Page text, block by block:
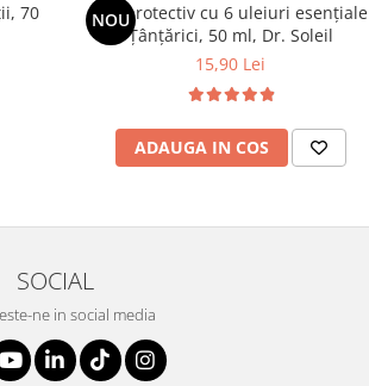
70
NOU
Gel protectiv cu 6 uleiuri esențiale
Țânțărici, 50 ml, Dr. Soleil
15,90 Lei
ADAUGA IN COS
SOCIAL
ne in social media